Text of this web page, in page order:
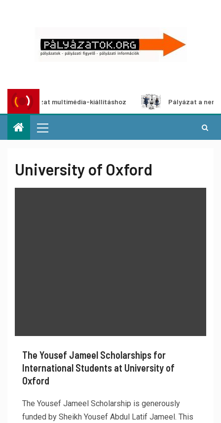
pályázat multimédia-kiállításhoz Pályázat a nemek
University of Oxford
The Yousef Jameel Scholarships for
International Students at University of
Oxford
The Yousef Jameel Scholarship is generously
funded by Sheikh Yousef Abdul Latif Jameel. This